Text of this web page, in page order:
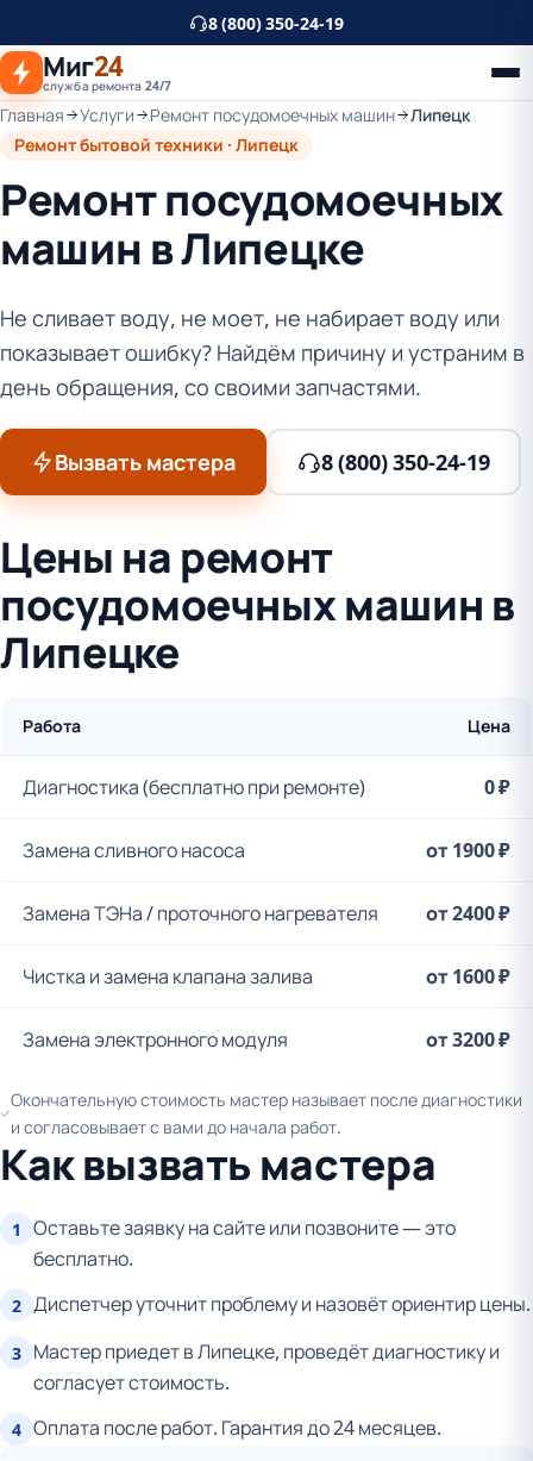
основному
контенту
8 (800) 350-24-19
Миг24
служба ремонта 24/7
Главная Услуги Ремонт посудомоечных машин
Липецк
Ремонт бытовой техники · Липецк
Ремонт посудомоечных
машин в Липецке
Не сливает воду, не моет, не набирает воду или
показывает ошибку? Найдём причину и устраним в
день обращения, со своими запчастями.
Вызвать мастера 8 (800) 350-24-19
Цены на ремонт
посудомоечных машин в
Липецке
Работа Цена
Диагностика (бесплатно при ремонте) 0 ₽
Замена сливного насоса от 1900 ₽
Замена ТЭНа / проточного нагревателя от 2400 ₽
Чистка и замена клапана залива от 1600 ₽
Замена электронного модуля от 3200 ₽
Окончательную стоимость мастер называет после диагностики
и согласовывает с вами до начала работ.
Как вызвать мастера
1
Оставьте заявку на сайте или позвоните — это
бесплатно.
2 Диспетчер уточнит проблему и назовёт ориентир цены.
3 Мастер приедет в Липецке, проведёт диагностику и
согласует стоимость.
4 Оплата после работ. Гарантия до 24 месяцев.